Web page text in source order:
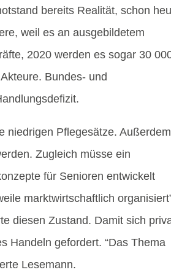
bereits Realität, schon
weil es an ausgebildetem
2020 werden es sogar 30
Bundes- und
niedrigen Pflegesätze. Außerdem
Zugleich müsse ein
für Senioren entwickelt
marktwirtschaftlich
diesen Zustand. Damit sich
Handeln gefordert. “Das Thema
Lesemann.